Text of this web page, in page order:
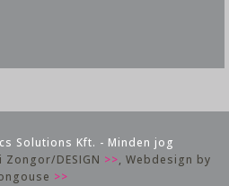
Solutions Kft. - Minden jog
Zongor/DESIGN >>, Webdesign by
>>